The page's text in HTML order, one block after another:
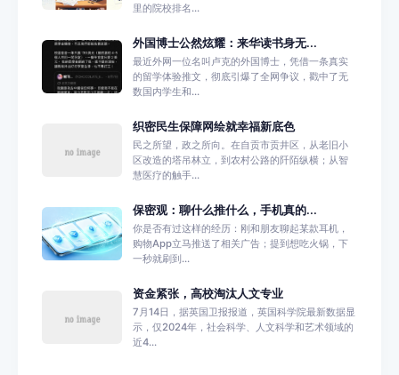
里的院校排名...
外国博士公然炫耀：来华读书身无...
最近外网一位名叫卢克的外国博士，凭借一条真实
的留学体验推文，彻底引爆了全网争议，戳中了无
数国内学生和...
织密民生保障网绘就幸福新底色
民之所望，政之所向。在自贡市贡井区，从老旧小
区改造的塔吊林立，到农村公路的阡陌纵横；从智
慧医疗的触手...
保密观：聊什么推什么，手机真的...
你是否有过这样的经历：刚和朋友聊起某款耳机，
购物App立马推送了相关广告；提到想吃火锅，下
一秒就刷到...
资金紧张，高校淘汰人文专业
7月14日，据英国卫报报道，英国科学院最新数据显
示，仅2024年，社会科学、人文科学和艺术领域的
近4...